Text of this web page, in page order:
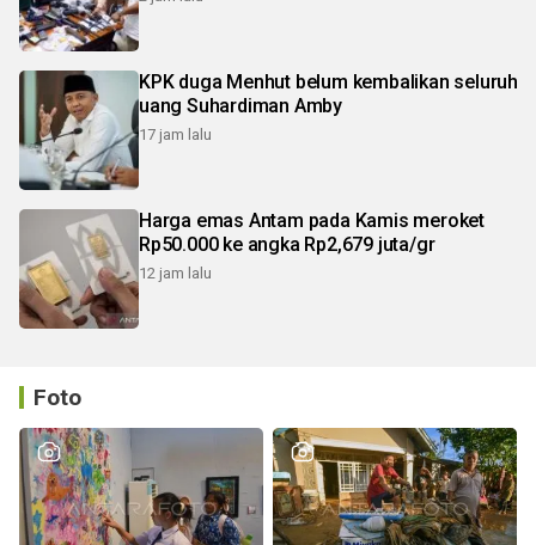
KPK duga Menhut belum kembalikan seluruh
uang Suhardiman Amby
17 jam lalu
Harga emas Antam pada Kamis meroket
Rp50.000 ke angka Rp2,679 juta/gr
12 jam lalu
Foto